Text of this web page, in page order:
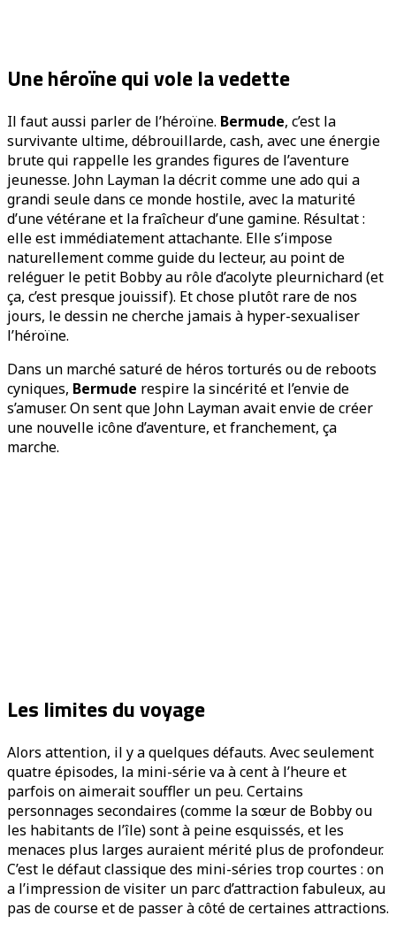
Une héroïne qui vole la vedette
Il faut aussi parler de l’héroïne. Bermude, c’est la
survivante ultime, débrouillarde, cash, avec une énergie
brute qui rappelle les grandes figures de l’aventure
jeunesse. John Layman la décrit comme une ado qui a
grandi seule dans ce monde hostile, avec la maturité
d’une vétérane et la fraîcheur d’une gamine. Résultat :
elle est immédiatement attachante. Elle s’impose
naturellement comme guide du lecteur, au point de
reléguer le petit Bobby au rôle d’acolyte pleurnichard (et
ça, c’est presque jouissif). Et chose plutôt rare de nos
jours, le dessin ne cherche jamais à hyper-sexualiser
l’héroïne.
Dans un marché saturé de héros torturés ou de reboots
cyniques, Bermude respire la sincérité et l’envie de
s’amuser. On sent que John Layman avait envie de créer
une nouvelle icône d’aventure, et franchement, ça
marche.
Les limites du voyage
Alors attention, il y a quelques défauts. Avec seulement
quatre épisodes, la mini-série va à cent à l’heure et
parfois on aimerait souffler un peu. Certains
personnages secondaires (comme la sœur de Bobby ou
les habitants de l’île) sont à peine esquissés, et les
menaces plus larges auraient mérité plus de profondeur.
C’est le défaut classique des mini-séries trop courtes : on
a l’impression de visiter un parc d’attraction fabuleux, au
pas de course et de passer à côté de certaines attractions.